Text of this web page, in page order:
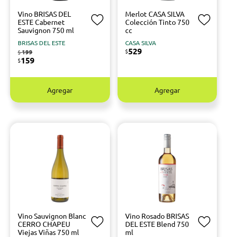
Vino BRISAS DEL
ESTE Cabernet
Sauvignon 750 ml
BRISAS DEL ESTE
$199
$159
Agregar
Merlot CASA SILVA
Colección Tinto 750
cc
CASA SILVA
$529
Agregar
Vino Sauvignon Blanc
CERRO CHAPEU
Viejas Viñas 750 ml
Vino Rosado BRISAS
DEL ESTE Blend 750
ml